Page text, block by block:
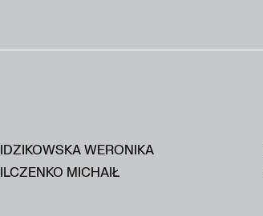
IDZIKOWSKA WERONIKA
ILCZENKO MICHAIŁ